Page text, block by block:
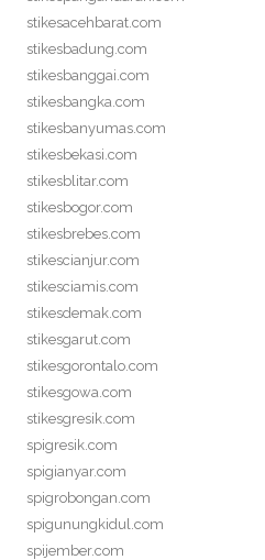
stikesacehbarat.com
stikesbadung.com
stikesbanggai.com
stikesbangka.com
stikesbanyumas.com
stikesbekasi.com
stikesblitar.com
stikesbogor.com
stikesbrebes.com
stikescianjur.com
stikesciamis.com
stikesdemak.com
stikesgarut.com
stikesgorontalo.com
stikesgowa.com
stikesgresik.com
spigresik.com
spigianyar.com
spigrobongan.com
spigunungkidul.com
spijember.com